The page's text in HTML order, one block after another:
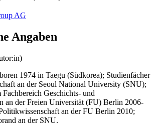
AG
Angaben
1974 in Taegu (Südkorea); Studienfächer
an der Seoul National University (SNU);
Geschichts- und
an der Freien Universität (FU) Berlin 2006-
an der FU Berlin 2010;
an der SNU.